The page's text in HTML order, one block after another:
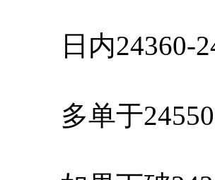
日内24360-
多单于24550-